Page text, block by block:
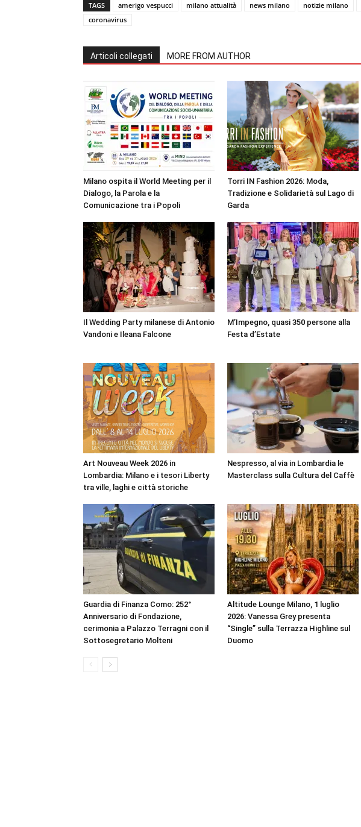
TAGS amerigo vespucci milano attualità news milano notizie milano
coronavirus
Articoli collegati MORE FROM AUTHOR
Milano ospita il World Meeting per il
Dialogo, la Parola e la
Comunicazione tra i Popoli
Torri IN Fashion 2026: Moda,
Tradizione e Solidarietà sul Lago di
Garda
Il Wedding Party milanese di Antonio
Vandoni e Ileana Falcone
M’Impegno, quasi 350 persone alla
Festa d’Estate
Art Nouveau Week 2026 in
Lombardia: Milano e i tesori Liberty
tra ville, laghi e città storiche
Nespresso, al via in Lombardia le
Masterclass sulla Cultura del Caffè
Guardia di Finanza Como: 252°
Anniversario di Fondazione,
cerimonia a Palazzo Terragni con il
Sottosegretario Molteni
Altitude Lounge Milano, 1 luglio
2026: Vanessa Grey presenta
“Single” sulla Terrazza Highline sul
Duomo